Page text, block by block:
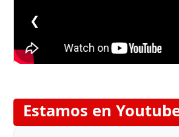
❮
Estamos en